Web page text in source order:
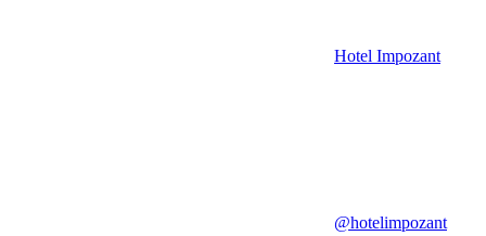
Hotel Impozant
@hotelimpozant